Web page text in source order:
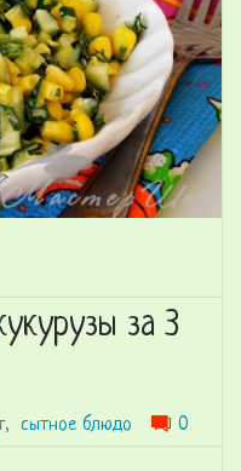
за 3
, сытное блюдо 0